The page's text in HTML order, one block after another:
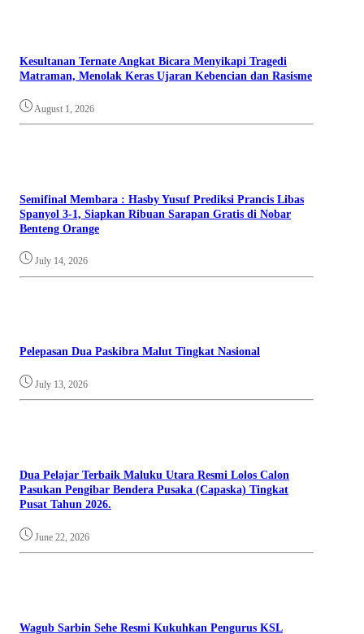
Kesultanan Ternate Angkat Bicara Menyikapi Tragedi
Matraman, Menolak Keras Ujaran Kebencian dan Rasisme
August 1, 2026
Semifinal Membara : Hasby Yusuf Prediksi Prancis Libas
Spanyol 3-1, Siapkan Ribuan Sarapan Gratis di Nobar
Benteng Orange
July 14, 2026
Pelepasan Dua Paskibra Malut Tingkat Nasional
July 13, 2026
Dua Pelajar Terbaik Maluku Utara Resmi Lolos Calon
Pasukan Pengibar Bendera Pusaka (Capaska) Tingkat
Pusat Tahun 2026.
June 22, 2026
Wagub Sarbin Sehe Resmi Kukuhkan Pengurus KSL